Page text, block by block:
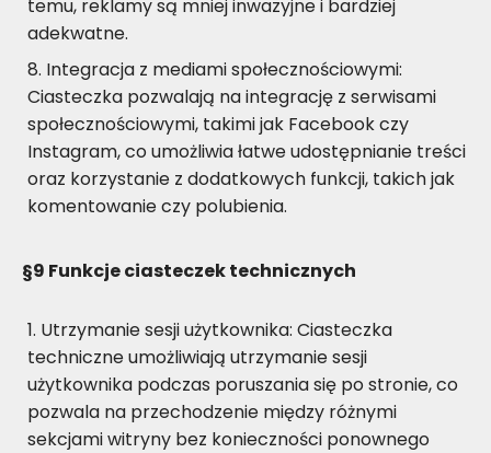
temu, reklamy są mniej inwazyjne i bardziej
adekwatne.
Integracja z mediami społecznościowymi:
Ciasteczka pozwalają na integrację z serwisami
społecznościowymi, takimi jak Facebook czy
Instagram, co umożliwia łatwe udostępnianie treści
oraz korzystanie z dodatkowych funkcji, takich jak
komentowanie czy polubienia.
§9 Funkcje ciasteczek technicznych
Utrzymanie sesji użytkownika: Ciasteczka
techniczne umożliwiają utrzymanie sesji
użytkownika podczas poruszania się po stronie, co
pozwala na przechodzenie między różnymi
sekcjami witryny bez konieczności ponownego